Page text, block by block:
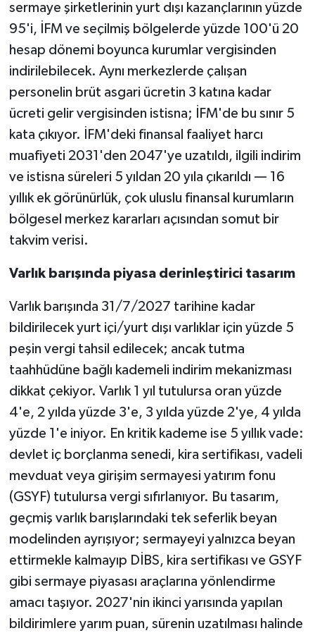
sermaye şirketlerinin yurt dışı kazançlarının yüzde
95'i, İFM ve seçilmiş bölgelerde yüzde 100'ü 20
hesap dönemi boyunca kurumlar vergisinden
indirilebilecek. Aynı merkezlerde çalışan
personelin brüt asgari ücretin 3 katına kadar
ücreti gelir vergisinden istisna; İFM'de bu sınır 5
kata çıkıyor. İFM'deki finansal faaliyet harcı
muafiyeti 2031'den 2047'ye uzatıldı, ilgili indirim
ve istisna süreleri 5 yıldan 20 yıla çıkarıldı — 16
yıllık ek görünürlük, çok uluslu finansal kurumların
bölgesel merkez kararları açısından somut bir
takvim verisi.
Varlık barışında piyasa derinleştirici tasarım
Varlık barışında 31/7/2027 tarihine kadar
bildirilecek yurt içi/yurt dışı varlıklar için yüzde 5
peşin vergi tahsil edilecek; ancak tutma
taahhüdüne bağlı kademeli indirim mekanizması
dikkat çekiyor. Varlık 1 yıl tutulursa oran yüzde
4'e, 2 yılda yüzde 3'e, 3 yılda yüzde 2'ye, 4 yılda
yüzde 1'e iniyor. En kritik kademe ise 5 yıllık vade:
devlet iç borçlanma senedi, kira sertifikası, vadeli
mevduat veya girişim sermayesi yatırım fonu
(GSYF) tutulursa vergi sıfırlanıyor. Bu tasarım,
geçmiş varlık barışlarındaki tek seferlik beyan
modelinden ayrışıyor; sermayeyi yalnızca beyan
ettirmekle kalmayıp DİBS, kira sertifikası ve GSYF
gibi sermaye piyasası araçlarına yönlendirme
amacı taşıyor. 2027'nin ikinci yarısında yapılan
bildirimlere yarım puan, sürenin uzatılması halinde